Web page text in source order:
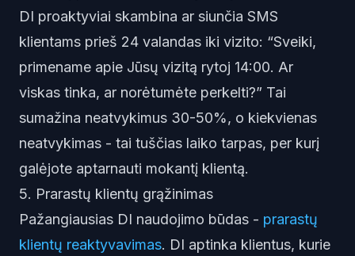
DI proaktyviai skambina ar siunčia SMS
klientams prieš 24 valandas iki vizito: “Sveiki,
primename apie Jūsų vizitą rytoj 14:00. Ar
viskas tinka, ar norėtumėte perkelti?” Tai
sumažina neatvykimus 30-50%, o kiekvienas
neatvykimas - tai tuščias laiko tarpas, per kurį
galėjote aptarnauti mokantį klientą.
5. Prarastų klientų grąžinimas
Pažangiausias DI naudojimo būdas - prarastų
klientų reaktyvavimas. DI aptinka klientus, kurie